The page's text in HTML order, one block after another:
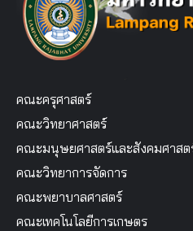
คณะครุศาสตร์
คณะวิทยาศาสตร์
คณะมนุษยศาสตร์และสังคมศาสต
คณะวิทยาการจัดการ
คณะพยาบาลศาสตร์
คณะเทคโนโลยีการเกษตร